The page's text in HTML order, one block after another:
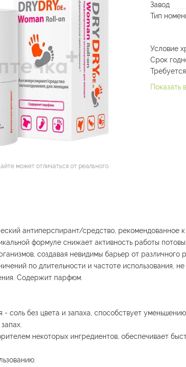
может отличаться от реального.
Завод
Тип
Условие
Срок
Показать
антиперспирант/средство, рекомендованное
формуле снижает активность работы
создавая невидимы барьер от
по длительности и частоте использования,
Содержит парфюм.
соль без цвета и запаха, способствует
некоторых ингредиентов, обеспечивает